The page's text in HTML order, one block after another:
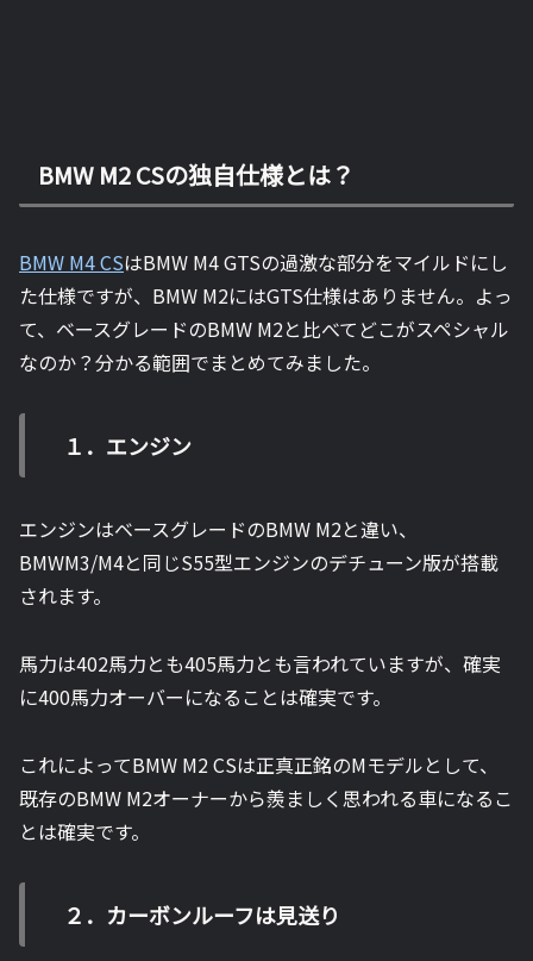
BMW M2 CSの独自仕様とは？
BMW M4 CSはBMW M4 GTSの過激な部分をマイルドにし
た仕様ですが、BMW M2にはGTS仕様はありません。よっ
て、ベースグレードのBMW M2と比べてどこがスペシャル
なのか？分かる範囲でまとめてみました。
１．エンジン
エンジンはベースグレードのBMW M2と違い、
BMWM3/M4と同じS55型エンジンのデチューン版が搭載
されます。
馬力は402馬力とも405馬力とも言われていますが、確実
に400馬力オーバーになることは確実です。
これによってBMW M2 CSは正真正銘のMモデルとして、
既存のBMW M2オーナーから羨ましく思われる車になるこ
とは確実です。
２．カーボンルーフは見送り